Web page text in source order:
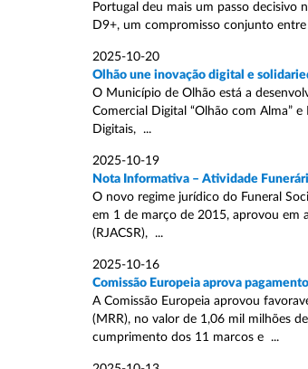
Portugal deu mais um passo decisivo
D9+, um compromisso conjunto
2025-10-20
Olhão une inovação digital e
O Município de Olhão está a
Comercial Digital “Olhão com Alma”
Digitais, ...
2025-10-19
Nota Informativa – Atividade
O novo regime jurídico do Funeral
em 1 de março de 2015, aprovou em
(RJACSR), ...
2025-10-16
Comissão Europeia aprova
A Comissão Europeia aprovou
(MRR), no valor de 1,06 mil milhões
cumprimento dos 11 marcos e ...